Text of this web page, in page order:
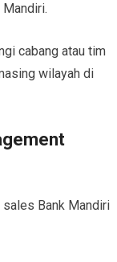
cabang atau tim
wilayah di
Bank Mandiri